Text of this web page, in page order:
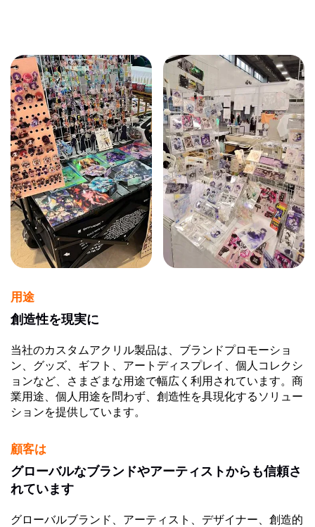
用途
創造性を現実に
当社のカスタムアクリル製品は、ブランドプロモーショ
ン、グッズ、ギフト、アートディスプレイ、個人コレクシ
ョンなど、さまざまな用途で幅広く利用されています。商
業用途、個人用途を問わず、創造性を具現化するソリュー
ションを提供しています。
顧客は
グローバルなブランドやアーティストからも信頼さ
れています
グローバルブランド、アーティスト、デザイナー、創造的